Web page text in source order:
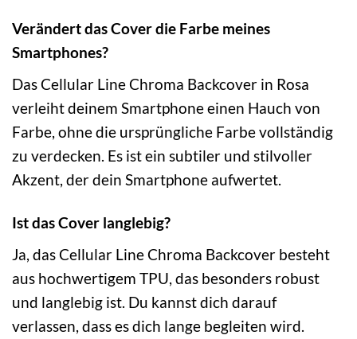
Verändert das Cover die Farbe meines
Smartphones?
Das Cellular Line Chroma Backcover in Rosa
verleiht deinem Smartphone einen Hauch von
Farbe, ohne die ursprüngliche Farbe vollständig
zu verdecken. Es ist ein subtiler und stilvoller
Akzent, der dein Smartphone aufwertet.
Ist das Cover langlebig?
Ja, das Cellular Line Chroma Backcover besteht
aus hochwertigem TPU, das besonders robust
und langlebig ist. Du kannst dich darauf
verlassen, dass es dich lange begleiten wird.